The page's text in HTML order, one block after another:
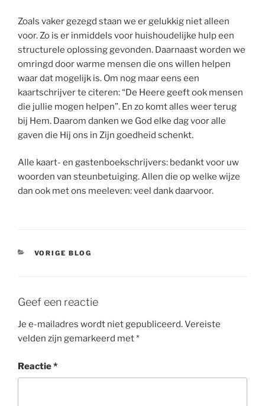
Zoals vaker gezegd staan we er gelukkig niet alleen
voor. Zo is er inmiddels voor huishoudelijke hulp een
structurele oplossing gevonden. Daarnaast worden we
omringd door warme mensen die ons willen helpen
waar dat mogelijk is. Om nog maar eens een
kaartschrijver te citeren: “De Heere geeft ook mensen
die jullie mogen helpen”. En zo komt alles weer terug
bij Hem. Daarom danken we God elke dag voor alle
gaven die Hij ons in Zijn goedheid schenkt.
Alle kaart- en gastenboekschrijvers: bedankt voor uw
woorden van steunbetuiging. Allen die op welke wijze
dan ook met ons meeleven: veel dank daarvoor.
CATEGORIEËN
VORIGE BLOG
Geef een reactie
Je e-mailadres wordt niet gepubliceerd.Vereiste
velden zijn gemarkeerd met*
Reactie*